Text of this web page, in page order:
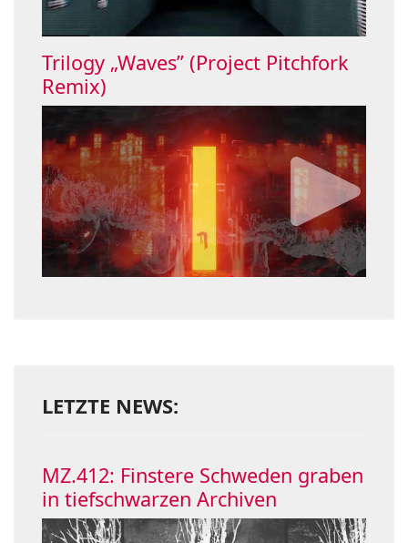
Trilogy „Waves” (Project Pitchfork
Remix)
LETZTE NEWS:
MZ.412: Finstere Schweden graben
in tiefschwarzen Archiven